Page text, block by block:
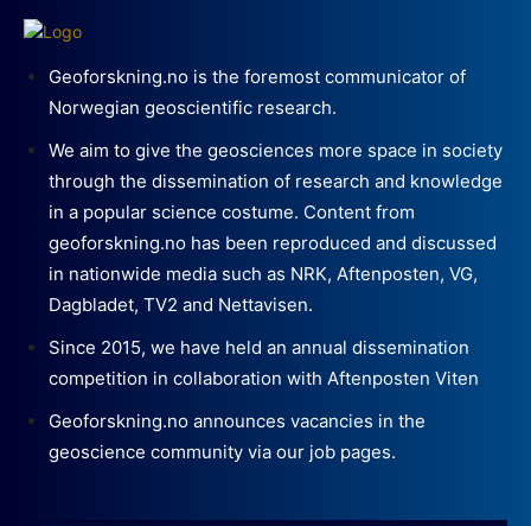
Geoforskning.no is the foremost communicator of
Norwegian geoscientific research.
We aim to give the geosciences more space in society
through the dissemination of research and knowledge
in a popular science costume. Content from
geoforskning.no has been reproduced and discussed
in nationwide media such as NRK, Aftenposten, VG,
Dagbladet, TV2 and Nettavisen.
Since 2015, we have held an annual dissemination
competition in collaboration with Aftenposten Viten
Geoforskning.no announces vacancies in the
geoscience community via our job pages.